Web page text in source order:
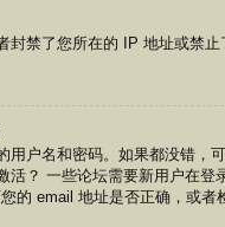
封禁了您所在的 IP 地址或禁
用户名和密码。如果都没错，
活？ 一些论坛需要新用户在
的 email 地址是否正确，或者